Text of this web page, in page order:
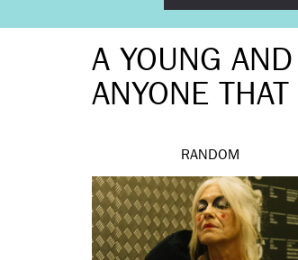
A YOUNG AND
ANYONE THAT
RANDOM